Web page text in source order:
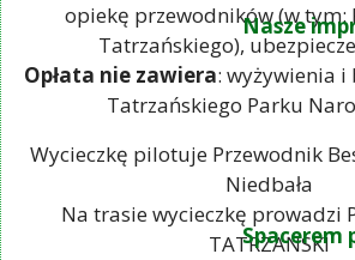
Nasze
Spacerem
opiekę przewodników (w tym:
Tatrzańskiego),
Opłata nie zawiera: wyżywienia
Tatrzańskiego Parku
Wycieczkę pilotuje Przewodnik
Niedbała
Na trasie wycieczkę prowadzi
TATRZAŃSKI